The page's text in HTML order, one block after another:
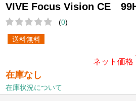
VIVE Focus Vision CE
(0)
送料無料
ネット価格
在庫なし
在庫状況について